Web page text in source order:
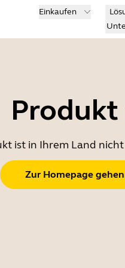
Einkaufen
ist in Ihrem Land
Zur Homepage gehen